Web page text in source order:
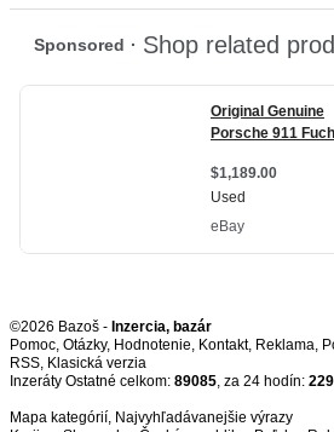
©2026 Bazoš - Inzercia, bazár
Pomoc, Otázky, Hodnotenie, Kontakt, Reklama,
RSS,
Inzeráty Ostatné celkom: 89085, za 24 hodín:
Mapa kategórií, Najvyhľadávanejšie výrazy